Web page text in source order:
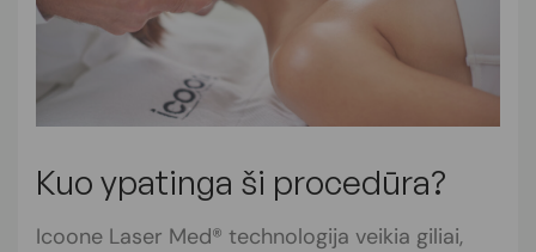
Kuo ypatinga ši procedūra?
Icoone Laser Med® technologija veikia giliai,